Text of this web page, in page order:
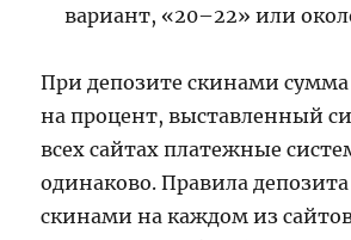
вариант, «20–22» или
При депозите скинами сумма
на процент, выставленный
всех сайтах платежные
одинаково. Правила
скинами на каждом из